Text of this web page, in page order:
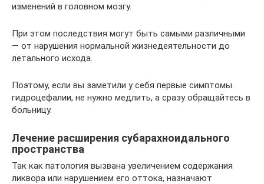
изменений в головном мозгу.
При этом последствия могут быть самыми различными
— от нарушения нормальной жизнедеятельности до
летального исхода.
Поэтому, если вы заметили у себя первые симптомы
гидроцефалии, не нужно медлить, а сразу обращайтесь в
больницу.
Лечение расширения субарахноидального
пространства
Так как патология вызвана увеличением содержания
ликвора или нарушением его оттока, назначают